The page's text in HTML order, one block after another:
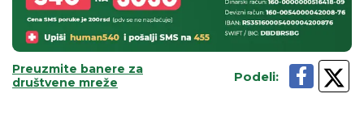
Preuzmite banere za
društvene mreže
Podeli: